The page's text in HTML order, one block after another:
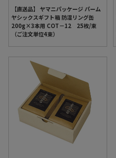
【直送品】 ヤマニパッケージ パーム
ヤシックスギフト箱 防湿リング缶
200g×3本用 COT－12 25枚/束
（ご注文単位4束）